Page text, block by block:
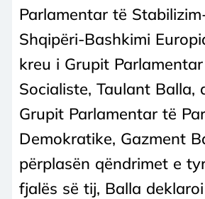
Parlamentar të
Shqipëri-Bashkimi
kreu i Grupit
Socialiste, Taulant Balla,
Grupit Parlamentar të
Demokratike, Gazment
përplasën qëndrimet e
fjalës së tij, Balla